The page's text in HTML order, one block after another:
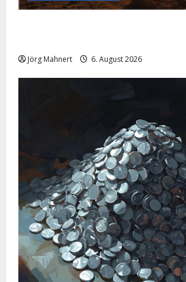
Jörg Mahnert 6. August 2026